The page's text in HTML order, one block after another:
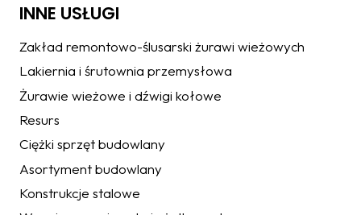
INNE USŁUGI
Zakład remontowo-ślusarski żurawi wieżowych
Lakiernia i śrutownia przemysłowa
Żurawie wieżowe i dźwigi kołowe
Resurs
Ciężki sprzęt budowlany
Asortyment budowlany
Konstrukcje stalowe